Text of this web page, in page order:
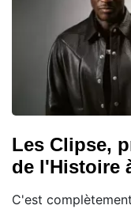
Les Clipse,
de l'Histoire
C'est